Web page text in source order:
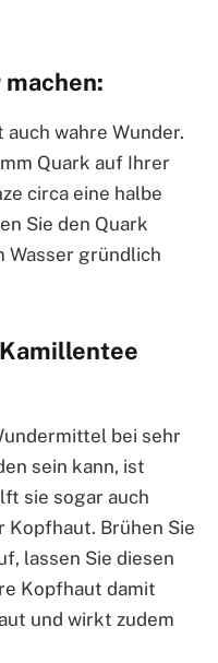
machen:
wahre Wunder.
Quark auf Ihrer
circa eine halbe
Sie den Quark
Wasser gründlich
bei sehr
sein kann, ist
sie sogar auch
Brühen Sie
lassen Sie diesen
Kopfhaut damit
und wirkt zudem